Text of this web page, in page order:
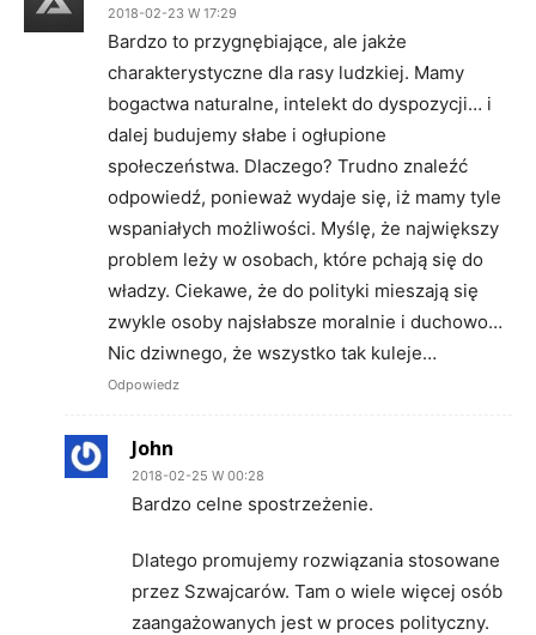
2018-02-23 W 17:29
Bardzo to przygnębiające, ale jakże
charakterystyczne dla rasy ludzkiej. Mamy
bogactwa naturalne, intelekt do dyspozycji… i
dalej budujemy słabe i ogłupione
społeczeństwa. Dlaczego? Trudno znaleźć
odpowiedź, ponieważ wydaje się, iż mamy tyle
wspaniałych możliwości. Myślę, że największy
problem leży w osobach, które pchają się do
władzy. Ciekawe, że do polityki mieszają się
zwykle osoby najsłabsze moralnie i duchowo…
Nic dziwnego, że wszystko tak kuleje…
Odpowiedz
John
2018-02-25 W 00:28
Bardzo celne spostrzeżenie.
Dlatego promujemy rozwiązania stosowane
przez Szwajcarów. Tam o wiele więcej osób
zaangażowanych jest w proces polityczny.